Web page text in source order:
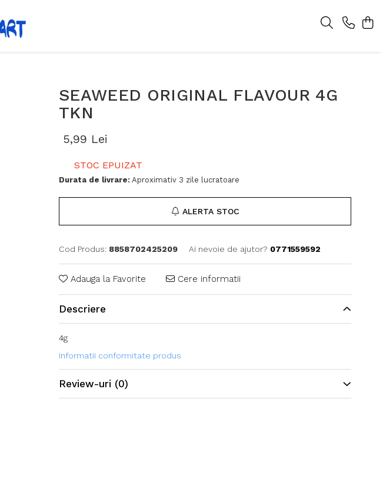
SEAWEED ORIGINAL FLAVOUR 4G
TKN
5,99 Lei
STOC EPUIZAT
Durata de livrare:Aproximativ 3 zile lucratoare
ALERTA STOC
Cod Produs: 8858702425209 Ai nevoie de ajutor? 0771559592
Adauga la Favorite Cere informatii
Descriere
4g
Informatii conformitate produs
Review-uri (0)